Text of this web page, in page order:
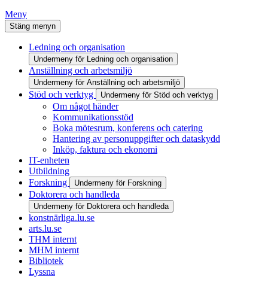
Meny
Stäng menyn
Ledning och organisation
Undermeny för Ledning och organisation
Anställning och arbetsmiljö
Undermeny för Anställning och arbetsmiljö
Stöd och verktyg Undermeny för Stöd och verktyg
Om något händer
Kommunikationsstöd
Boka mötesrum, konferens och catering
Hantering av personuppgifter och dataskydd
Inköp, faktura och ekonomi
IT-enheten
Utbildning
Forskning
Undermeny för Forskning
Doktorera och handleda
Undermeny för Doktorera och handleda
konstnärliga.lu.se
arts.lu.se
THM internt
MHM internt
Bibliotek
Lyssna